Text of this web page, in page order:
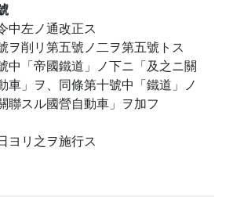
中左ノ通改正ス
ヲ削リ第五號ノ二ヲ第五號トス
中「帝國鐵道」ノ下ニ「及之ニ關
車」ヲ、同條第十號中「鐵道」ノ
聯スル國營自動車」ヲ加フ
ヨリ之ヲ施行ス